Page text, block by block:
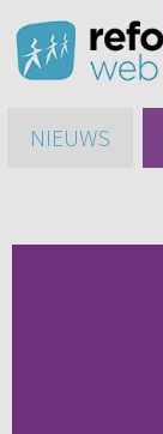
NIEUWS